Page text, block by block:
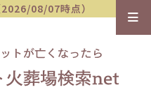
08/07時点）